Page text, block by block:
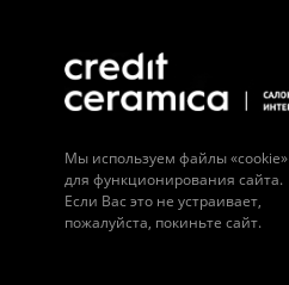
Мы используем файлы «cookie»
для функционирования сайта.
Если Вас это не устраивает,
пожалуйста, покиньте сайт.